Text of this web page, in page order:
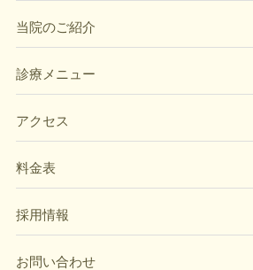
当院のご紹介
診療メニュー
アクセス
料金表
採用情報
お問い合わせ